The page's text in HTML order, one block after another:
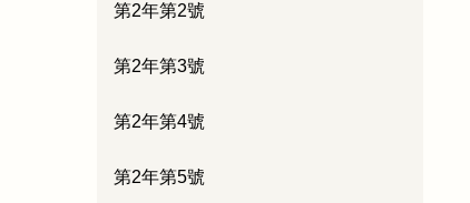
第2年第2號
第2年第3號
第2年第4號
第2年第5號